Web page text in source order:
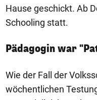
Hause geschickt. Ab
Schooling statt.
Pädagogin war
Wie der Fall der
wöchentlichen